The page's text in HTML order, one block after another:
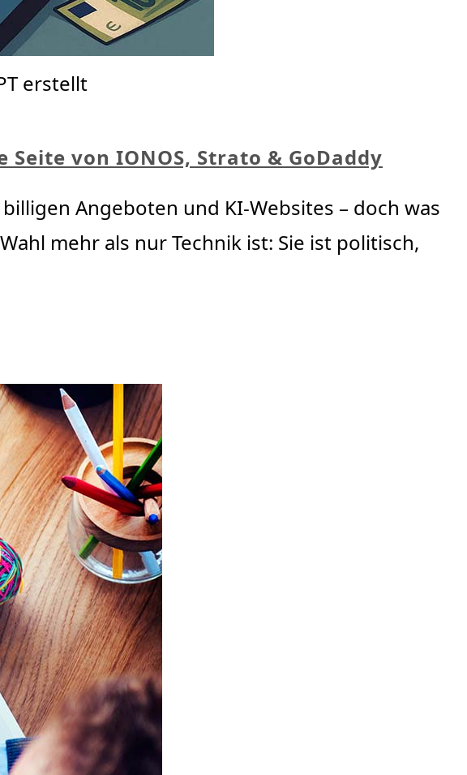
erstellt
von IONOS, Strato & GoDaddy
Angeboten und KI-Websites – doch was
mehr als nur Technik ist: Sie ist politisch,